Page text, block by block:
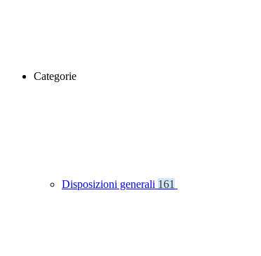
Categorie
Disposizioni generali 161